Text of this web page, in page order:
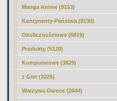
Manga Anime (9153)
Kontynenty-Państwa (8130)
Okolicznościowe (6819)
Produkty (5120)
Komputerowe (3829)
z Gier (3225)
Warzywa Owoce (2644)